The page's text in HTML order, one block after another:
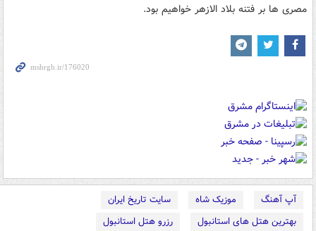
مصری ها بر فتنه بلاد الازهر خواهیم بود.
آپ آهنگ موزیک شاه
سایت تاریخ ایران
بهترین هتل های استانبول
رزرو هتل استانبول